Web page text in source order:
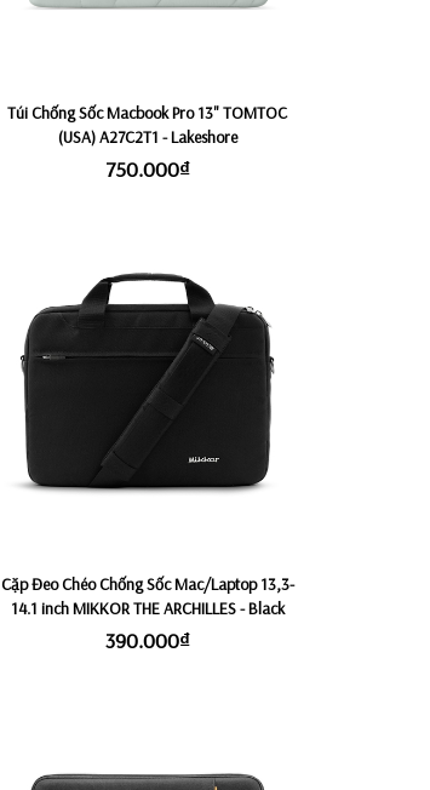
Túi Chống Sốc Macbook Pro 13" TOMTOC
(USA) A27C2T1 - Lakeshore
750.000₫
Cặp Đeo Chéo Chống Sốc Mac/Laptop 13,3-
14.1 inch MIKKOR THE ARCHILLES - Black
390.000₫